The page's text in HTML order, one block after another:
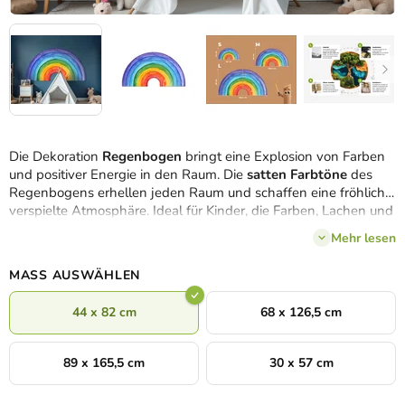
Die Dekoration Regenbogen bringt eine Explosion von Farben
und positiver Energie in den Raum. Die satten Farbtöne des
Regenbogens erhellen jeden Raum und schaffen eine fröhliche,
verspielte Atmosphäre. Ideal für Kinder, die Farben, Lachen und
Mehr lesen
MASS AUSWÄHLEN
44 x 82 cm 68 x 126,5 cm
89 x 165,5 cm 30 x 57 cm